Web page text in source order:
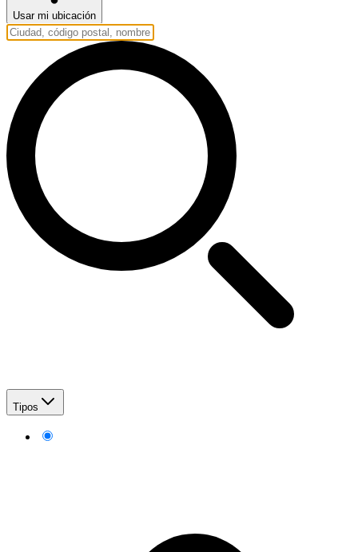
Usar mi ubicación
Tipos